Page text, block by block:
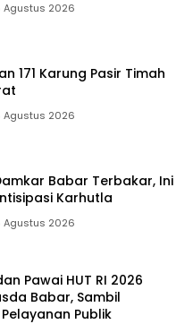
Agustus 2026
171 Karung Pasir Timah
Agustus 2026
Babar Terbakar, Ini
Karhutla
Agustus 2026
Pawai HUT RI 2026
Babar, Sambil
Publik